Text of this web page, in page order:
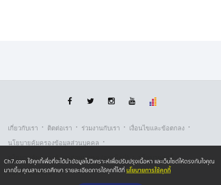
เกี่ยวกับเรา · ติตต่อเรา · ร่วมงานกับเรา · เงื่อนไขและข้อตกลง ·
นโยบายคุ้มครองข้อมูลส่วนบุคคล ·
นโยบายคุ้มครองข้อมูลส่วนบุคคล (ออนไลน์) · นโยบายคุกกี้ ·
รับเรื่องร้องเรียน
Ch7.com ใช้คุกกี้เพื่อที่จะได้นำข้อมูลไปวิเคราะห์เพื่อปรับปรุงเนื้อหา และเว็บไซต์ให้ตรงกับใจคุณ
มากขึ้น คุณสามารถศึกษา รายละเอียดการใช้คุกกี้ได้ที่นโยบายการใช้คุกกี้